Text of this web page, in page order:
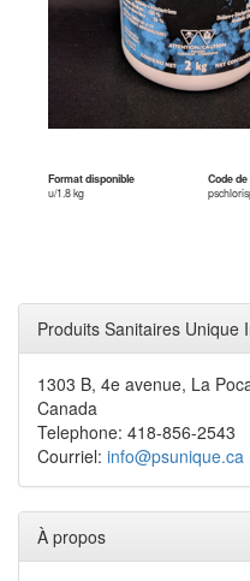
Format disponible
Code
u/1.8 kg
Produits Sanitaires Unique
1303 B, 4e avenue, La
Canada
Telephone: 418-856-2543
Courriel: info@psunique.ca
À propos